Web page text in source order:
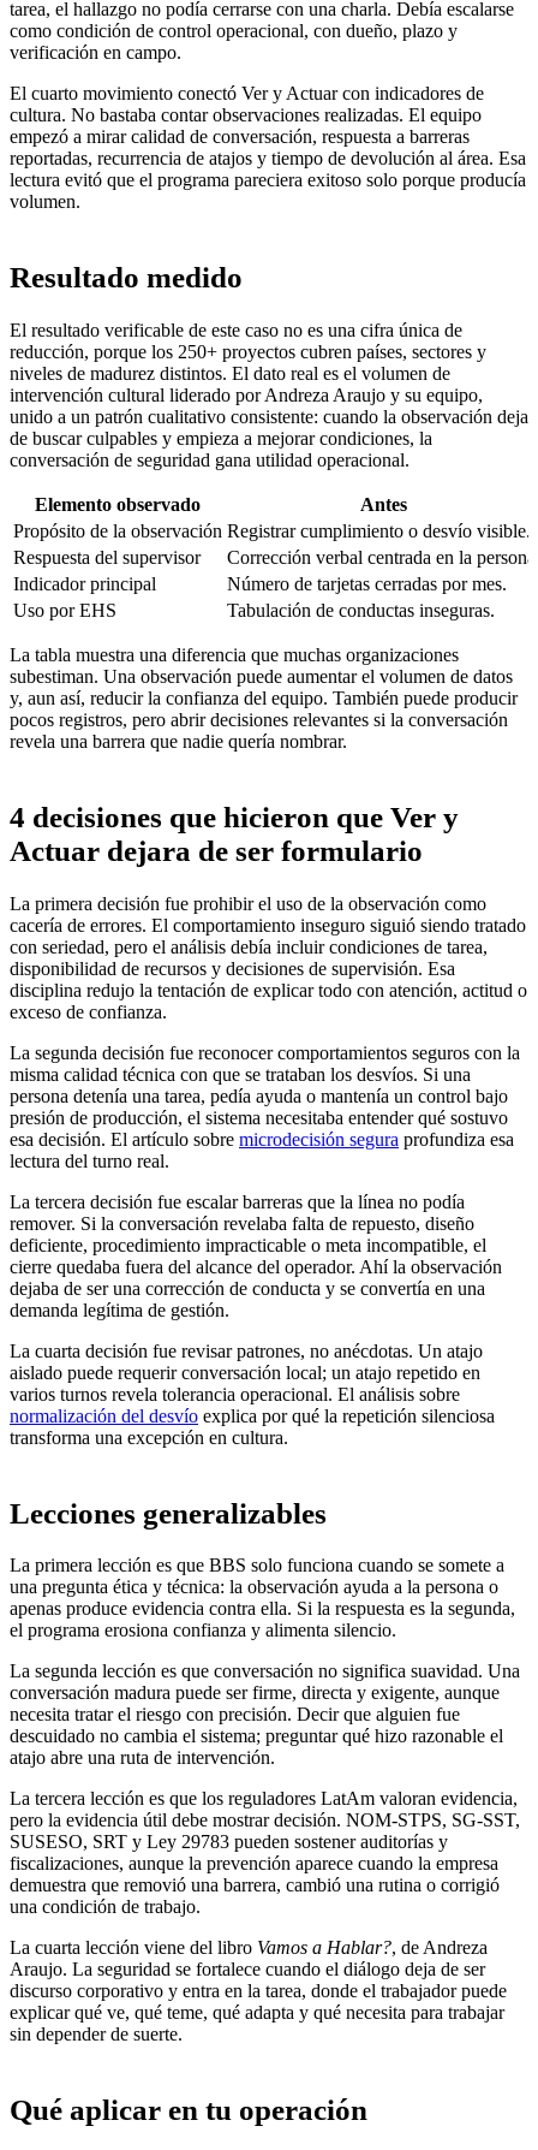
tarea, el hallazgo no podía cerrarse con una charla. Debía escalarse
como condición de control operacional, con dueño, plazo y
verificación en campo.
El cuarto movimiento conectó Ver y Actuar con indicadores de
cultura. No bastaba contar observaciones realizadas. El equipo
empezó a mirar calidad de conversación, respuesta a barreras
reportadas, recurrencia de atajos y tiempo de devolución al área. Esa
lectura evitó que el programa pareciera exitoso solo porque producía
volumen.
Resultado medido
El resultado verificable de este caso no es una cifra única de
reducción, porque los 250+ proyectos cubren países, sectores y
niveles de madurez distintos. El dato real es el volumen de
intervención cultural liderado por Andreza Araujo y su equipo,
unido a un patrón cualitativo consistente: cuando la observación deja
de buscar culpables y empieza a mejorar condiciones, la
conversación de seguridad gana utilidad operacional.
Elemento observado
Antes
Propósito de la observación Registrar cumplimiento o desvío visible.
Respuesta del supervisor
Corrección verbal centrada en la
Indicador principal
Número de tarjetas cerradas por mes.
Uso por EHS
Tabulación de conductas inseguras.
La tabla muestra una diferencia que muchas organizaciones
subestiman. Una observación puede aumentar el volumen de datos
y, aun así, reducir la confianza del equipo. También puede producir
pocos registros, pero abrir decisiones relevantes si la conversación
revela una barrera que nadie quería nombrar.
4 decisiones que hicieron que Ver y
Actuar dejara de ser formulario
La primera decisión fue prohibir el uso de la observación como
cacería de errores. El comportamiento inseguro siguió siendo tratado
con seriedad, pero el análisis debía incluir condiciones de tarea,
disponibilidad de recursos y decisiones de supervisión. Esa
disciplina redujo la tentación de explicar todo con atención, actitud o
exceso de confianza.
La segunda decisión fue reconocer comportamientos seguros con la
misma calidad técnica con que se trataban los desvíos. Si una
persona detenía una tarea, pedía ayuda o mantenía un control bajo
presión de producción, el sistema necesitaba entender qué sostuvo
esa decisión. El artículo sobre microdecisión segura profundiza esa
lectura del turno real.
La tercera decisión fue escalar barreras que la línea no podía
remover. Si la conversación revelaba falta de repuesto, diseño
deficiente, procedimiento impracticable o meta incompatible, el
cierre quedaba fuera del alcance del operador. Ahí la observación
dejaba de ser una corrección de conducta y se convertía en una
demanda legítima de gestión.
La cuarta decisión fue revisar patrones, no anécdotas. Un atajo
aislado puede requerir conversación local; un atajo repetido en
varios turnos revela tolerancia operacional. El análisis sobre
normalización del desvío explica por qué la repetición silenciosa
transforma una excepción en cultura.
Lecciones generalizables
La primera lección es que BBS solo funciona cuando se somete a
una pregunta ética y técnica: la observación ayuda a la persona o
apenas produce evidencia contra ella. Si la respuesta es la segunda,
el programa erosiona confianza y alimenta silencio.
La segunda lección es que conversación no significa suavidad. Una
conversación madura puede ser firme, directa y exigente, aunque
necesita tratar el riesgo con precisión. Decir que alguien fue
descuidado no cambia el sistema; preguntar qué hizo razonable el
atajo abre una ruta de intervención.
La tercera lección es que los reguladores LatAm valoran evidencia,
pero la evidencia útil debe mostrar decisión. NOM-STPS, SG-SST,
SUSESO, SRT y Ley 29783 pueden sostener auditorías y
fiscalizaciones, aunque la prevención aparece cuando la empresa
demuestra que removió una barrera, cambió una rutina o corrigió
una condición de trabajo.
La cuarta lección viene del libro Vamos a Hablar?, de Andreza
Araujo. La seguridad se fortalece cuando el diálogo deja de ser
discurso corporativo y entra en la tarea, donde el trabajador puede
explicar qué ve, qué teme, qué adapta y qué necesita para trabajar
sin depender de suerte.
Qué aplicar en tu operación